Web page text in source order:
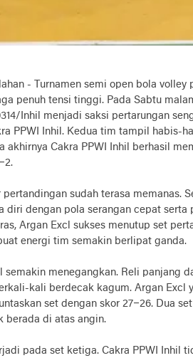
- Turnamen semi open bola volley
penuh tensi tinggi. Pada Sabtu
Inhil menjadi saksi pertarungan
PPWI Inhil. Kedua tim tampil habis-
akhirnya Cakra PPWI Inhil berhasil
sudah terasa memanas.
diri dengan pola serangan cepat serta
Argan Excl sukses menutup set
energi tim semakin berlipat ganda.
semakin menegangkan. Reli panjang
kali berdecak kagum. Argan Excl
set dengan skor 27–26. Dua
berada di atas angin.
pada set ketiga. Cakra PPWI Inhil